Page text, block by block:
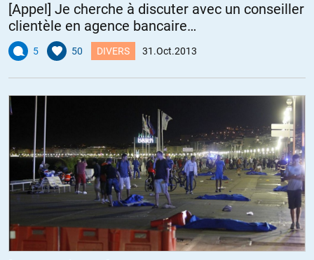
[Appel] Je cherche à discuter avec un conseiller
clientèle en agence bancaire…
5 50 DIVERS 31.Oct.2013